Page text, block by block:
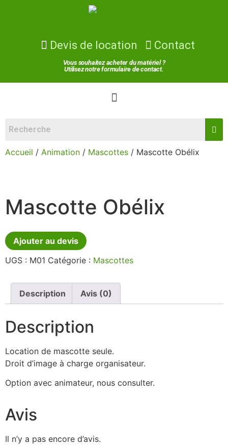
Devis de location Contact
Vous souhaitez acheter du matériel ?
Utilisez notre formulaire de contact.
Accueil / Animation / Mascottes / Mascotte Obélix
Mascotte Obélix
Ajouter au devis
UGS : M01 Catégorie : Mascottes
Description Avis (0)
Description
Location de mascotte seule.
Droit d’image à charge organisateur.
Option avec animateur, nous consulter.
Avis
Il n’y a pas encore d’avis.